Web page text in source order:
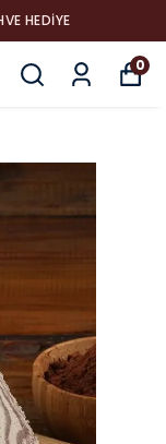
HEDIYE
0